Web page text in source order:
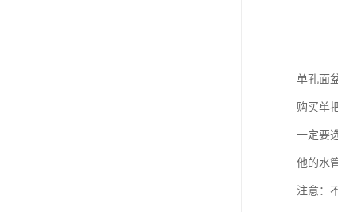
单孔面
购买单
一定要
他的水
注意：